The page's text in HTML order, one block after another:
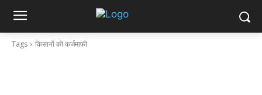
Tags किसानों की कर्जमाफी